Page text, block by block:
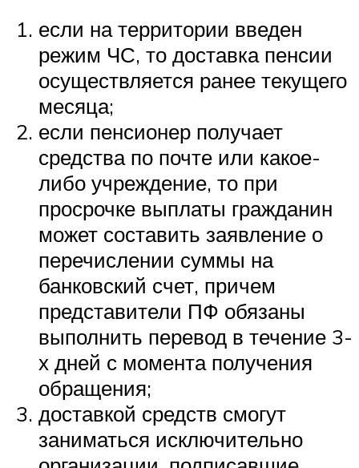
если на территории введен
режим ЧС, то доставка пенсии
осуществляется ранее текущего
месяца;
если пенсионер получает
средства по почте или какое-
либо учреждение, то при
просрочке выплаты гражданин
может составить заявление о
перечислении суммы на
банковский счет, причем
представители ПФ обязаны
выполнить перевод в течение 3-
х дней с момента получения
обращения;
доставкой средств смогут
заниматься исключительно